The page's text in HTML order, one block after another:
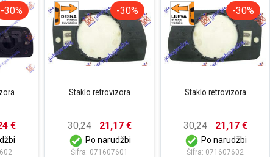
-30%
€
-30%
Staklo retrovizora
30,24 21,17 €
Po narudžbi
Šifra: 071607601
-30%
Staklo retrovizora
30,24 21,17 €
Po narudžbi
Šifra: 071607602